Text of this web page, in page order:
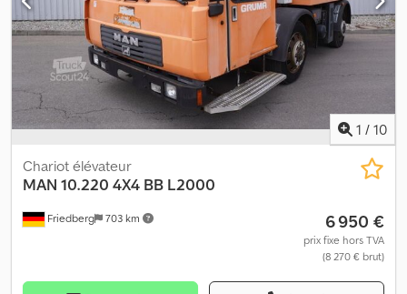
machine PLATFORM - Goupille avec fermeture à ressort, Ø 16 -
Préparation pour crochet électrique – Curtis - Interrupteur de
sécurité à inversion noir (bouton central) Réf. : MANL1092153
Dedpfx Acezlu Iqoqokr
1 / 10
Friedberg 703 km
Chariot élévateur
MAN 10.220 4X4 BB L2000
6 950 €
prix fixe hors TVA
(8 270 € brut)